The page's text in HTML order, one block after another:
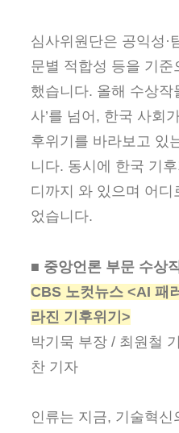
심사위원단은 공익성·
문별 적합성 등을 기준
했습니다. 올해 수상작
사’를 넘어, 한국 사회
후위기를 바라보고 있
니다. 동시에 한국 기
디까지 와 있으며 어
었습니다.
■ 중앙언론 부문 수상
CBS 노컷뉴스 <AI 패
라진 기후위기>
박기묵 부장 / 최원철
찬 기자
인류는 지금, 기술혁